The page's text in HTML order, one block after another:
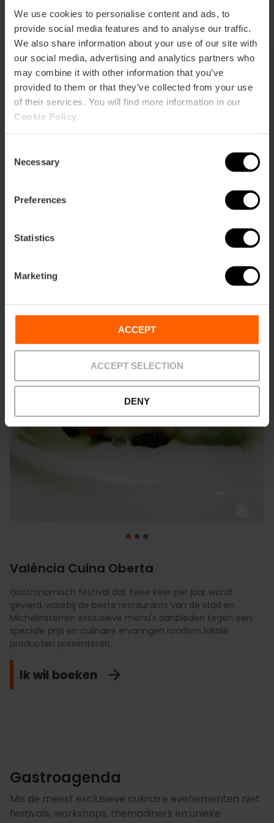
We use cookies to personalise content and ads, to
provide social media features and to analyse our traffic.
We also share information about your use of our site with
our social media, advertising and analytics partners who
may combine it with other information that you’ve
provided to them or that they’ve collected from your use
of their services. You will find more information in our
Cookie Policy
Selection
Necessary
Preferences
Statistics
Marketing
ACCEPT
ACCEPT SELECTION
DENY
Grote gastronomische
evenementen
Valencia is het podium voor grote
de lokale keuken de hoofdrol speelt.
ervaringen die chef-koks, lokale
gastronomie te bieden.
València Cuina Oberta
Gastronomisch festival dat twee keer per jaar wordt
gevierd, waarbij de beste restaurants van de stad en
Michelinsterren exclusieve menu's aanbieden tegen een
speciale prijs en culinaire ervaringen rondom lokale
producten presenteren.
Ik wil boeken
Elke 20 september viert Valencia Wereld Paelladag met
internationale chef-koks die strijden om de beste paella
ter wereld te koken. En het leukste is dat je het live kunt
zien. Een wereldwijd evenement dat dit gerecht erkent als
een symbool van cultuur en verbondenheid.
Laten we het vieren!
Een festival dat gastronomie en cultuur verenigt op unieke
locaties zoals musea en kunstgalerieën. Toonaangevende
chef-koks creëren culinaire ervaringen met
wijnarrangementen, showcookings en culturele bezoeken.
Gastroagenda
Mis de meest exclusieve culinaire evenementen niet:
festivals, workshops, themadiners en unieke